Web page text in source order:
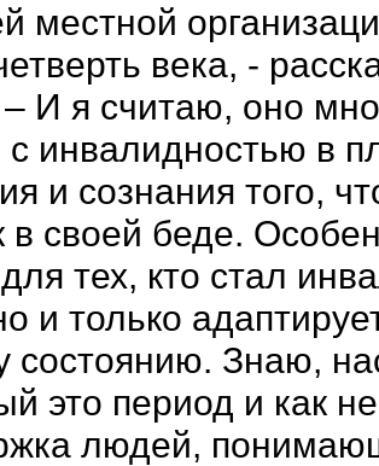
местной
века, -
И я считаю, оно
инвалидностью в
и сознания того,
в своей беде.
тех, кто стал
и только
состоянию. Знаю,
это период и как
людей,